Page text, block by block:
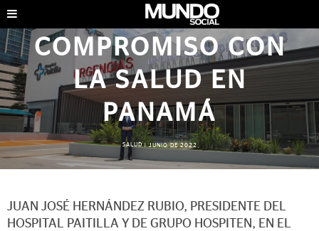
COMPROMISO CON
LA SALUD EN
PANAMÁ
SALUD|JUNIO DE 2022
JUAN JOSÉ HERNÁNDEZ RUBIO, PRESIDENTE DEL
HOSPITAL PAITILLA Y DE GRUPO HOSPITEN, EN EL